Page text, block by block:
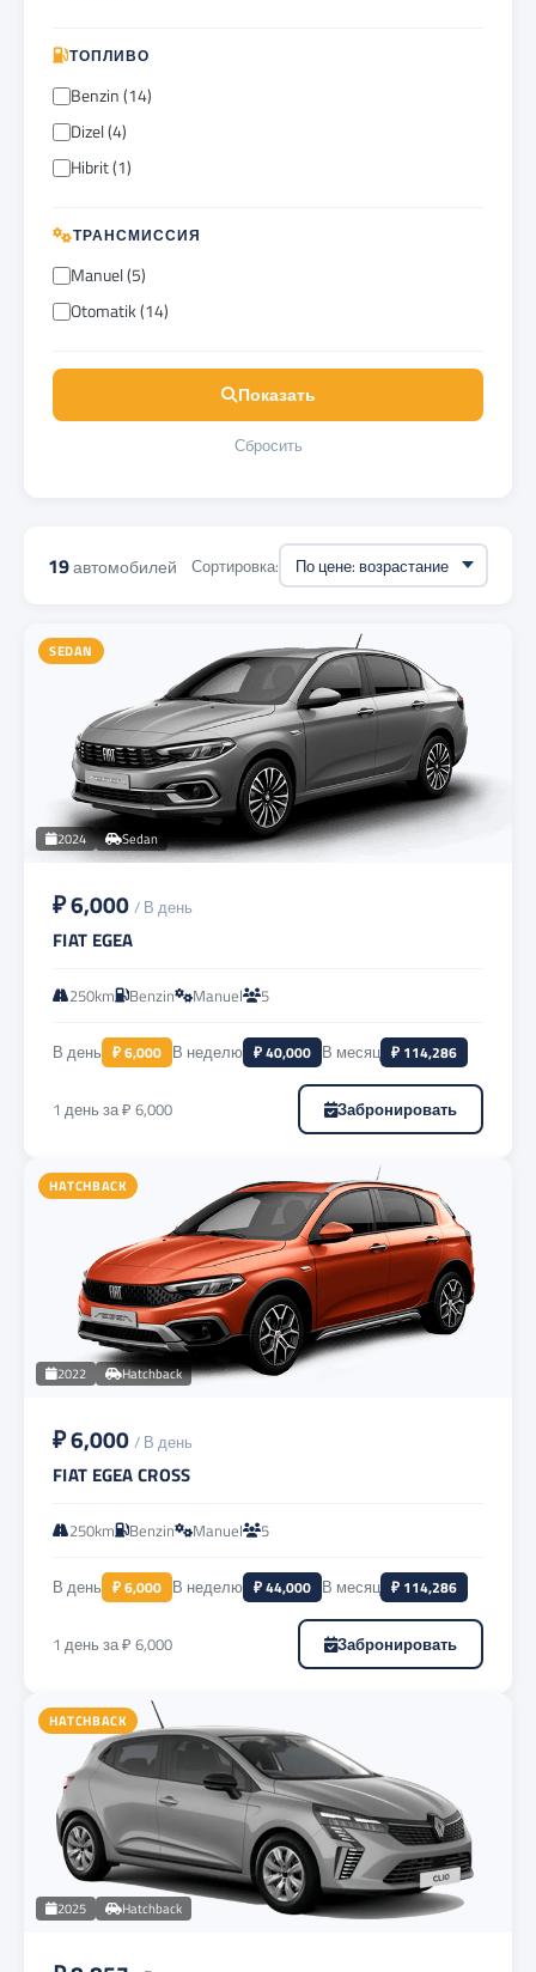
ТОПЛИВО
Benzin (14)
Dizel (4)
Hibrit (1)
ТРАНСМИССИЯ
Manuel (5)
Otomatik (14)
Показать
Сбросить
19автомобилей Сортировка:
SEDAN
2024 Sedan
₽ 6,000 / В день
FIAT EGEA
250km Benzin Manuel 5
В день ₽ 6,000 В неделю ₽ 40,000 В месяц ₽ 114,286
1 день за ₽ 6,000 Забронировать
HATCHBACK
2022 Hatchback
₽ 6,000 / В день
FIAT EGEA CROSS
250km Benzin Manuel 5
В день ₽ 6,000 В неделю ₽ 44,000 В месяц ₽ 114,286
1 день за ₽ 6,000 Забронировать
HATCHBACK
2025 Hatchback